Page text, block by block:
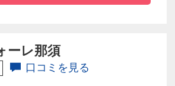
ーレ那須
口コミを見る